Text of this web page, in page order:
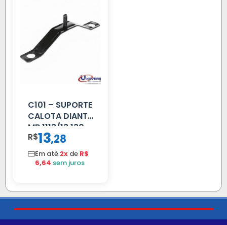
C101 – SUPORTE
CALOTA DIANT
MB 1113/13.130
R$13,28
Em até 2x de R$
6,64 sem juros